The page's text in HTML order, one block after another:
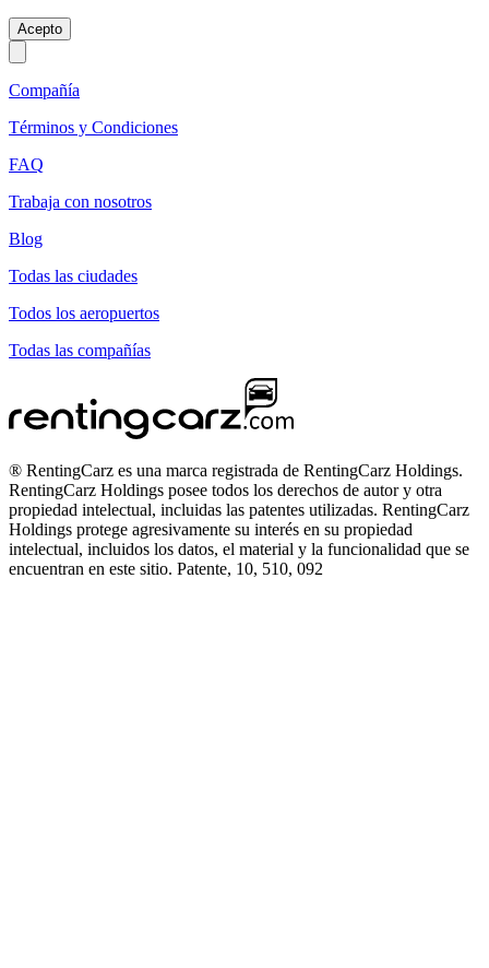
Acepto
Compañía
Términos y Condiciones
FAQ
Trabaja con nosotros
Blog
Todas las ciudades
Todos los aeropuertos
Todas las compañías
® RentingCarz es una marca registrada de RentingCarz Holdings.
RentingCarz Holdings posee todos los derechos de autor y otra
propiedad intelectual, incluidas las patentes utilizadas. RentingCarz
Holdings protege agresivamente su interés en su propiedad
intelectual, incluidos los datos, el material y la funcionalidad que se
encuentran en este sitio. Patente, 10, 510, 092